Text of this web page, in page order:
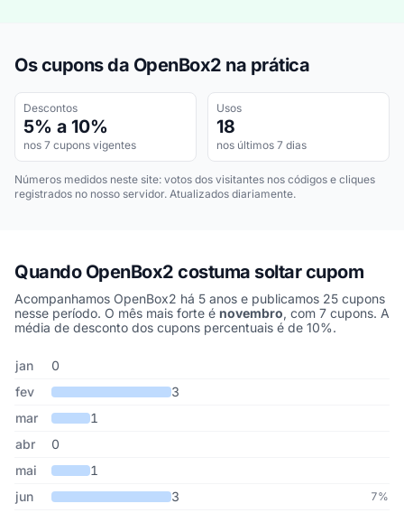
Os cupons da OpenBox2 na prática
Descontos
5% a 10%
nos 7 cupons vigentes
Usos
18
nos últimos 7 dias
Números medidos neste site: votos dos visitantes nos códigos e cliques
registrados no nosso servidor. Atualizados diariamente.
Quando OpenBox2 costuma soltar cupom
Acompanhamos OpenBox2 há 5 anos e publicamos 25 cupons
nesse período. O mês mais forte é novembro, com 7 cupons. A
média de desconto dos cupons percentuais é de 10%.
Cupons de OpenBox2 publicados por mês, somando os últimos 5
Mês Cupons publicados
jan
0
fev
3
mar
1
abr
0
mai
1
jun
3 7%